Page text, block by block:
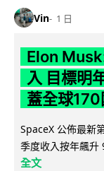
Vin 1 日
Elon
入 目標明
蓋全球170
SpaceX 公佈最新
季度收入按年飆升
全文